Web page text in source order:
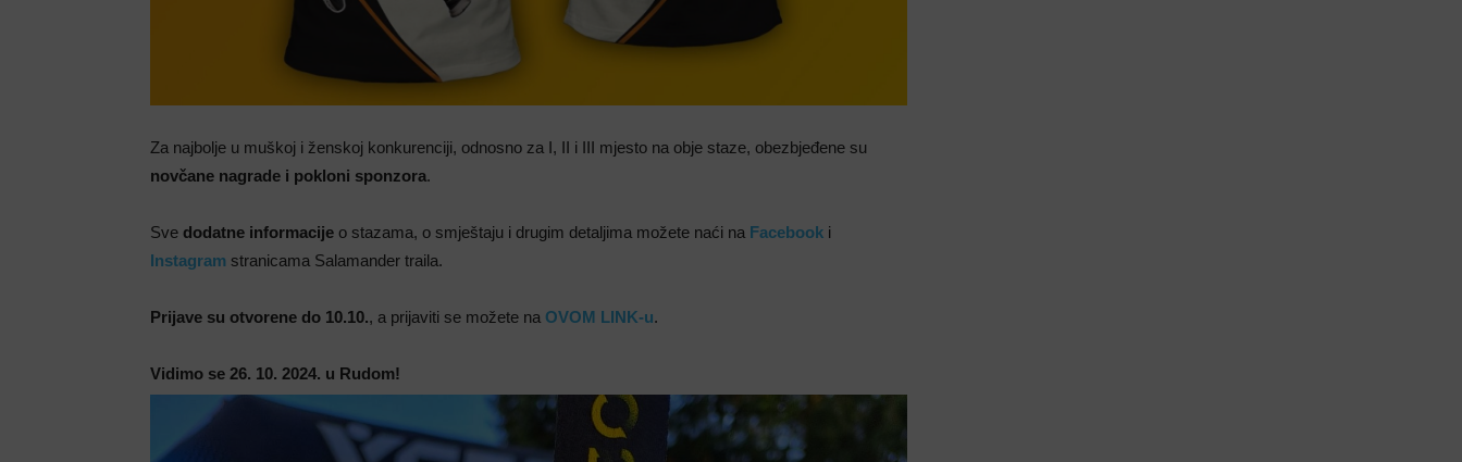
Za najbolje u muškoj i ženskoj konkurenciji, odnosno za I, II i III mjesto na obje staze, obezbjeđene su
novčane nagrade i pokloni sponzora.
Sve dodatne informacije o stazama, o smještaju i drugim detaljima možete naći na Facebook i
Instagram stranicama Salamander traila.
Prijave su otvorene do 10.10., a prijaviti se možete na OVOM LINK-u.
Vidimo se 26. 10. 2024. u Rudom!